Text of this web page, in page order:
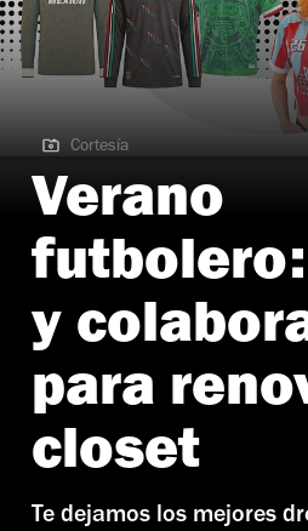
Cortesía | Verano deportivo
Cortesía
Verano
y
para
closet
Te dejamos los mejores